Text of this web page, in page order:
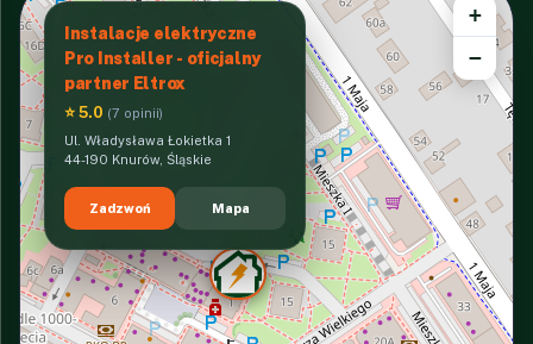
Instalacje elektryczne
Pro Installer - oficjalny
partner Eltrox
⭐ 5.0 (7 opinii)
Ul. Władysława Łokietka 1
44-190 Knurów, Śląskie
Zadzwoń Mapa
+
−